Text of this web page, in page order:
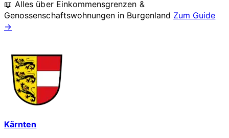
📖 Alles über Einkommensgrenzen &
Genossenschaftswohnungen in Burgenland Zum Guide
→
Kärnten